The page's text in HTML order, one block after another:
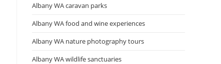
Albany WA caravan parks
Albany WA food and wine experiences
Albany WA nature photography tours
Albany WA wildlife sanctuaries